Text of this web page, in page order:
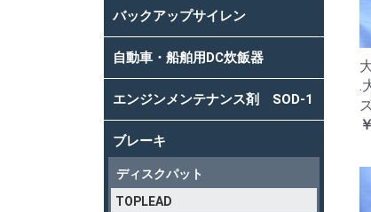
バックアップサイレン
自動車・船舶用DC炊飯器
エンジンメンテナンス剤 SOD-1
ブレーキ
ディスクパット
TOPLEAD
.